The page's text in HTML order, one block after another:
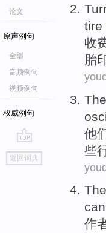
论文
原声例句
全部
音频例句
视频例句
权威例句
go
top
返回词典
tire
收
胎
他
些
The
作